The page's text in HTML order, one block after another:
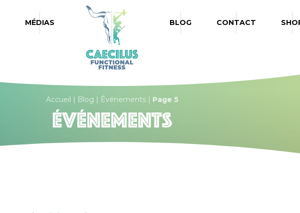
MÉDIAS
Caecilus Functional Fitness Box de Functional
BLOG CONTACT
Accueil | Blog | Événements| Page 5
Événements